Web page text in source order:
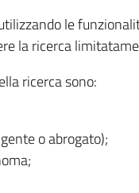
le
la ricerca
ricerca sono:
o abrogato);